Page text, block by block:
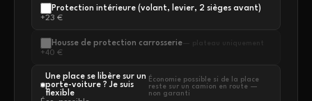
Protection intérieure (volant, levier, 2 sièges avant)
+23 €
Housse de protection carrosserie
+40 €
Une place se libère sur un
porte-voiture ? Je suis
flexible
Économie possible si de la place
reste sur un camion en route —
non garanti